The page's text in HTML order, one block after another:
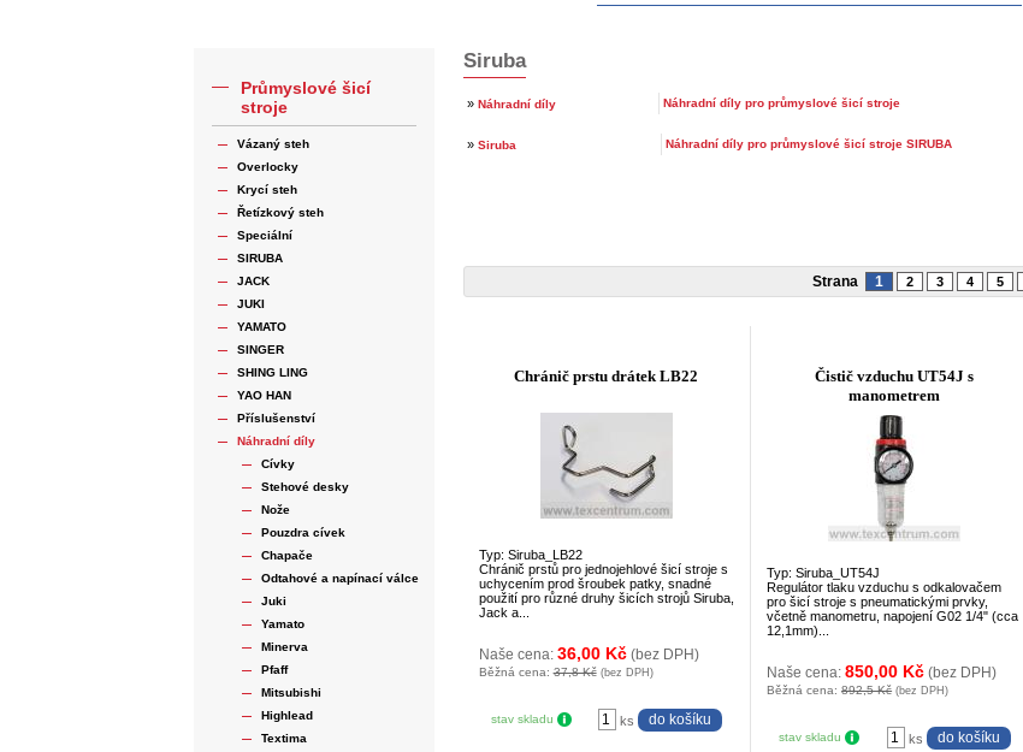
Průmyslové šicí
stroje
Vázaný steh
Overlocky
Krycí steh
Řetízkový steh
Speciální
SIRUBA
JACK
JUKI
YAMATO
SINGER
SHING LING
YAO HAN
Příslušenství
Náhradní díly
Cívky
Stehové desky
Nože
Pouzdra cívek
Chapače
Odtahové a napínací válce
Juki
Yamato
Minerva
Pfaff
Mitsubishi
Highlead
Textima
Siruba
» Náhradní díly Náhradní díly pro průmyslové šicí stroje
» Siruba Náhradní díly pro průmyslové šicí stroje SIRUBA
Strana 1 2 3 4 5
Chránič prstu drátek LB22
Typ: Siruba_LB22
Chránič prstů pro jednojehlové šicí stroje s
uchycením prod šroubek patky, snadné
použití pro různé druhy šicích strojů Siruba,
Jack a...
Naše cena: 36,00 Kč (bez DPH)
Běžná cena:37,8 Kč (bez DPH)
stav skladu ks
Čistič vzduchu UT54J s
manometrem
Typ: Siruba_UT54J
Regulátor tlaku vzduchu s odkalovačem
pro šicí stroje s pneumatickými prvky,
včetně manometru, napojení G02 1/4" (cca
12,1mm)...
Naše cena:850,00 Kč (bez DPH)
Běžná cena:892,5 Kč (bez DPH)
stav skladu ks